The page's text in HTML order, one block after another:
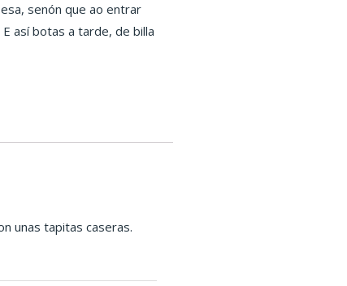
senón que ao entrar
así botas a tarde, de billa
unas tapitas caseras.